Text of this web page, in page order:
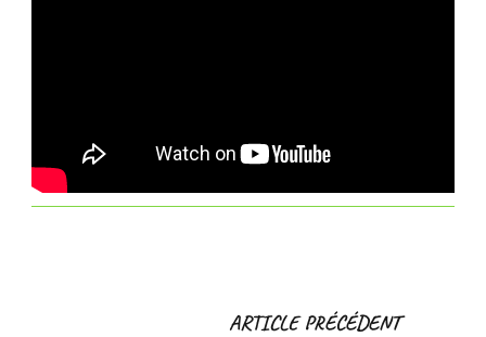
Navigation
ARTICLE PRÉCÉDENT